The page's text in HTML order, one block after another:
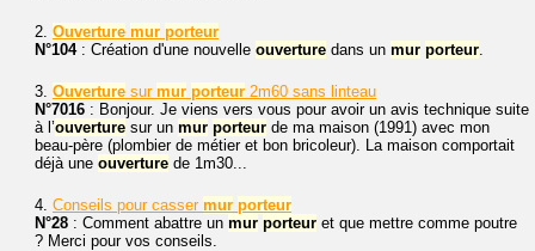
2. Ouverture mur porteur
N°104: Création d'une nouvelle ouverture dans un mur porteur.
3. Ouverture sur mur porteur 2m60 sans linteau
N°7016 : Bonjour. Je viens vers vous pour avoir un avis technique suite
à l’ouverture sur un mur porteur de ma maison (1991) avec mon
beau-père (plombier de métier et bon bricoleur). La maison comportait
déjà une ouverture de 1m30...
4. Conseils pour casser mur porteur
N°28 : Comment abattre un mur porteur et que mettre comme poutre
? Merci pour vos conseils.